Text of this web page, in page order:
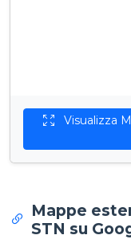
Mappe
STN su